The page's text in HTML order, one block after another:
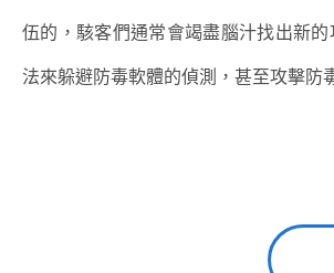
伍的，駭客們通常會竭盡腦汁找出新
法來躲避防毒軟體的偵測，甚至攻擊防